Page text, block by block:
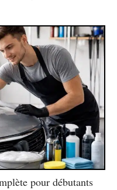
pour débutants